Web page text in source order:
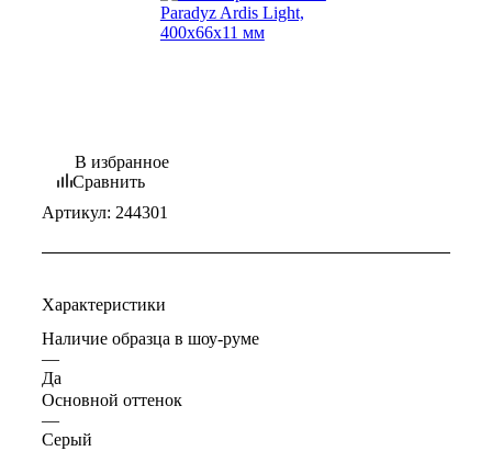
В избранное
Сравнить
Артикул: 244301
Характеристики
Наличие образца в шоу-руме
—
Да
Основной оттенок
—
Серый